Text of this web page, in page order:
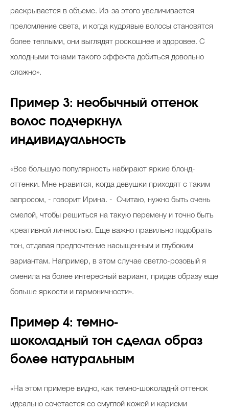
раскрывается в объеме. Из-за этого увеличивается
преломление света, и когда кудрявые волосы становятся
более теплыми, они выглядят роскошнее и здоровее. С
холодными тонами такого эффекта добиться довольно
сложно».
Пример 3: необычный оттенок
волос подчеркнул
индивидуальность
«Все большую популярность набирают яркие блонд-
оттенки. Мне нравится, когда девушки приходят с таким
запросом, - говорит Ирина. - Считаю, нужно быть очень
смелой, чтобы решиться на такую перемену и точно быть
креативной личностью. Еще важно правильно подобрать
тон, отдавая предпочтение насыщенным и глубоким
вариантам. Например, в этом случае светло-розовый я
сменила на более интересный вариант, придав образу еще
больше яркости и гармоничности».
Пример 4: темно-
шоколадный тон сделал образ
более натуральным
«На этом примере видно, как темно-шоколаднй оттенок
идеально сочетается со смуглой кожей и кариеми